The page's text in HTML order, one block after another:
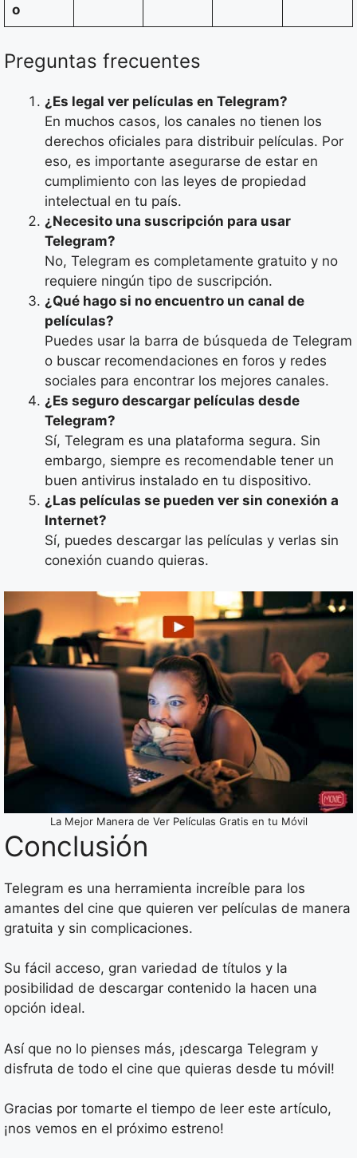
o
Preguntas frecuentes
¿Es legal ver películas en Telegram?
En muchos casos, los canales no tienen los
derechos oficiales para distribuir películas. Por
eso, es importante asegurarse de estar en
cumplimiento con las leyes de propiedad
intelectual en tu país.
¿Necesito una suscripción para usar
Telegram?
No, Telegram es completamente gratuito y no
requiere ningún tipo de suscripción.
¿Qué hago si no encuentro un canal de
películas?
Puedes usar la barra de búsqueda de Telegram
o buscar recomendaciones en foros y redes
sociales para encontrar los mejores canales.
¿Es seguro descargar películas desde
Telegram?
Sí, Telegram es una plataforma segura. Sin
embargo, siempre es recomendable tener un
buen antivirus instalado en tu dispositivo.
¿Las películas se pueden ver sin conexión a
Internet?
Sí, puedes descargar las películas y verlas sin
conexión cuando quieras.
La Mejor Manera de Ver Películas Gratis en tu Móvil
Conclusión
Telegram es una herramienta increíble para los
amantes del cine que quieren ver películas de manera
gratuita y sin complicaciones.
Su fácil acceso, gran variedad de títulos y la
posibilidad de descargar contenido la hacen una
opción ideal.
Así que no lo pienses más, ¡descarga Telegram y
disfruta de todo el cine que quieras desde tu móvil!
Gracias por tomarte el tiempo de leer este artículo,
¡nos vemos en el próximo estreno!